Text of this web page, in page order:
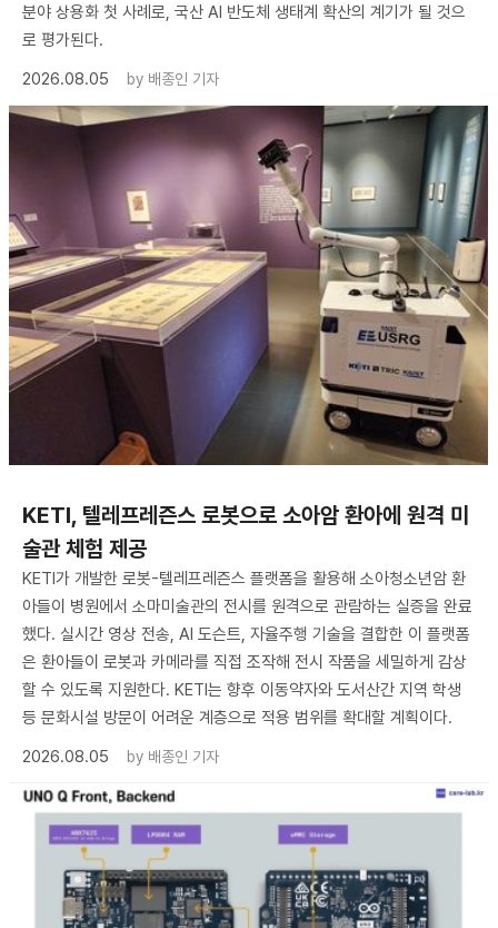
분야 상용화 첫 사례로, 국산 AI 반도체 생태계 확산의 계기가 될 것으
로 평가된다.
2026.08.05
by 배종인 기자
KETI, 텔레프레즌스 로봇으로 소아암 환아에 원격 미
술관 체험 제공
KETI가 개발한 로봇-텔레프레즌스 플랫폼을 활용해 소아청소년암 환
아들이 병원에서 소마미술관의 전시를 원격으로 관람하는 실증을 완료
했다. 실시간 영상 전송, AI 도슨트, 자율주행 기술을 결합한 이 플랫폼
은 환아들이 로봇과 카메라를 직접 조작해 전시 작품을 세밀하게 감상
할 수 있도록 지원한다. KETI는 향후 이동약자와 도서산간 지역 학생
등 문화시설 방문이 어려운 계층으로 적용 범위를 확대할 계획이다.
2026.08.05
by 배종인 기자